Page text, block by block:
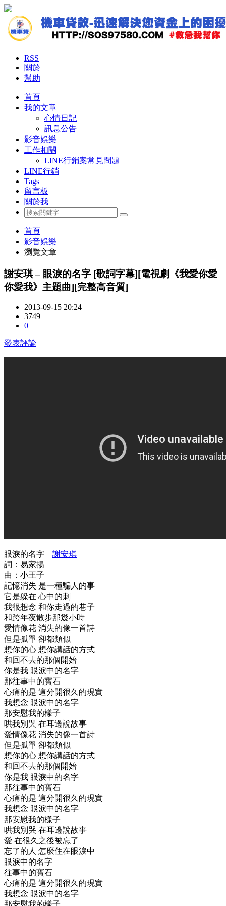
RSS
關於
幫助
首頁
我的文章
心情日記
訊息公告
影音娛樂
工作相關
LINE行銷案常見問題
LINE行銷
Tags
留言板
關於我
首頁
影音娛樂
瀏覽文章
謝安琪 – 眼淚的名字 [歌詞字幕][電視劇《我愛你愛
你愛我》主題曲][完整高音質]
2013-09-15 20:24
3749
0
發表評論
眼淚的名字 – 謝安琪
詞：易家揚
曲：小王子
記憶消失 是一種騙人的事
它是躲在 心中的刺
我很想念 和你走過的巷子
和跨年夜散步那幾小時
愛情像花 消失的像一首詩
但是孤單 卻都類似
想你的心 想你講話的方式
和回不去的那個開始
你是我 眼淚中的名字
那往事中的寶石
心痛的是 這分開很久的現實
我想念 眼淚中的名字
那安慰我的樣子
哄我別哭 在耳邊說故事
愛情像花 消失的像一首詩
但是孤單 卻都類似
想你的心 想你講話的方式
和回不去的那個開始
你是我 眼淚中的名字
那往事中的寶石
心痛的是 這分開很久的現實
我想念 眼淚中的名字
那安慰我的樣子
哄我別哭 在耳邊說故事
愛 在很久之後被忘了
忘了的人 怎麼住在眼淚中
眼淚中的名字
往事中的寶石
心痛的是 這分開很久的現實
我想念 眼淚中的名字